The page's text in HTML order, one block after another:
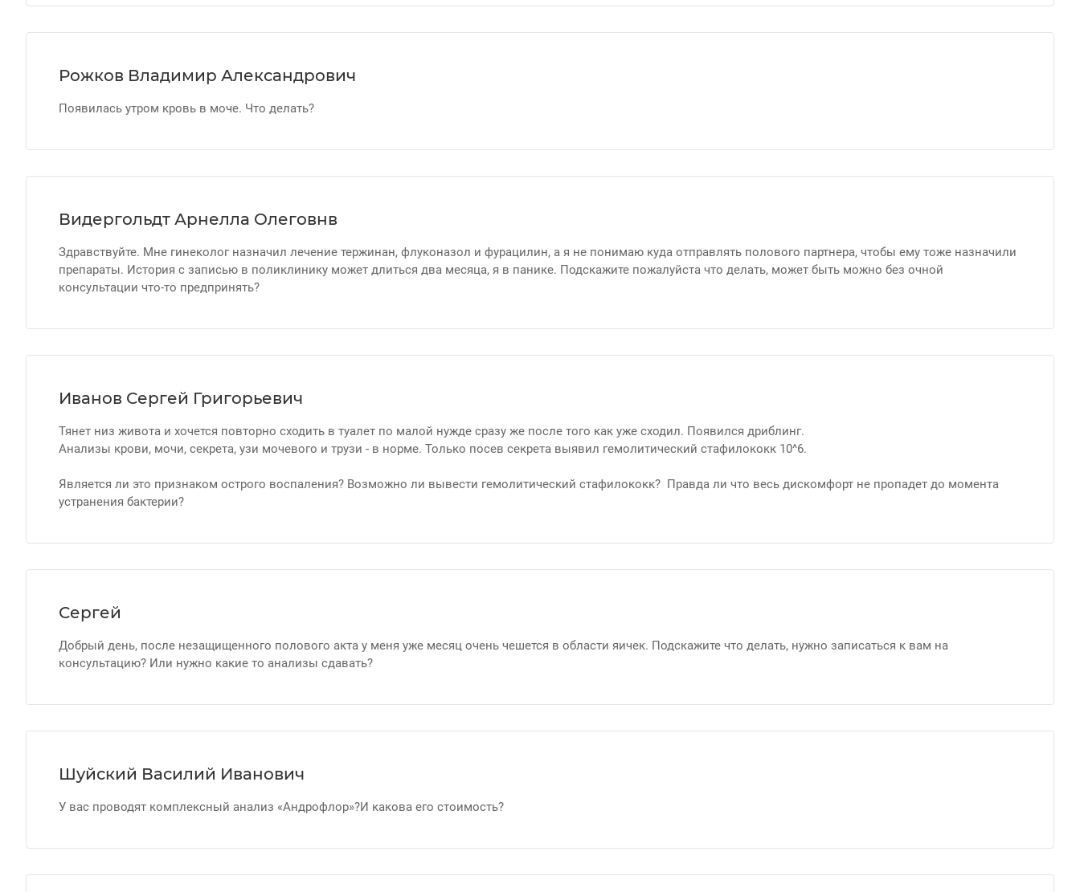
Рожков Владимир Александрович
Появилась утром кровь в моче. Что делать?
Видергольдт Арнелла Олеговнв
Здравствуйте. Мне гинеколог назначил лечение тержинан, флуконазол и фурацилин, а я не понимаю куда отправлять полового партнера, чтобы ему тоже назначили
препараты. История с записью в поликлинику может длиться два месяца, я в панике. Подскажите пожалуйста что делать, может быть можно без очной
консультации что-то предпринять?
Иванов Сергей Григорьевич
Тянет низ живота и хочется повторно сходить в туалет по малой нужде сразу же после того как уже сходил. Появился дриблинг.
Анализы крови, мочи, секрета, узи мочевого и трузи - в норме. Только посев секрета выявил гемолитический стафилококк 10^6.
Является ли это признаком острого воспаления? Возможно ли вывести гемолитический стафилококк? Правда ли что весь дискомфорт не пропадет до момента
устранения бактерии?
Сергей
Добрый день, после незащищенного полового акта у меня уже месяц очень чешется в области яичек. Подскажите что делать, нужно записаться к вам на
консультацию? Или нужно какие то анализы сдавать?
Шуйский Василий Иванович
У вас проводят комплексный анализ «Андрофлор»?И какова его стоимость?